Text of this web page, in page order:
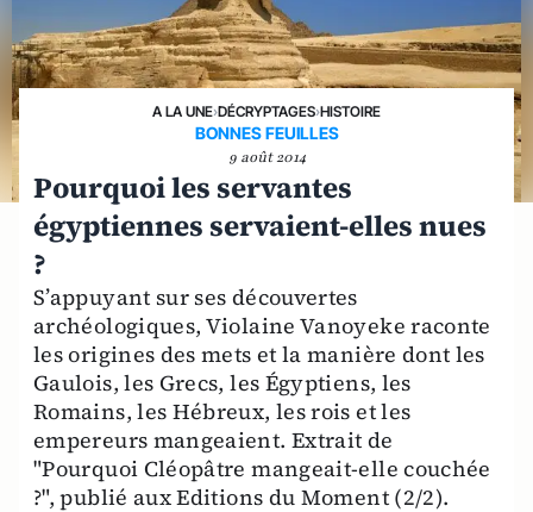
A LA UNE›DÉCRYPTAGES›HISTOIRE
BONNES FEUILLES
9 août 2014
Pourquoi les servantes
égyptiennes servaient-elles nues
?
S’appuyant sur ses découvertes
archéologiques, Violaine Vanoyeke raconte
les origines des mets et la manière dont les
Gaulois, les Grecs, les Égyptiens, les
Romains, les Hébreux, les rois et les
empereurs mangeaient. Extrait de
"Pourquoi Cléopâtre mangeait-elle couchée
?", publié aux Editions du Moment (2/2).